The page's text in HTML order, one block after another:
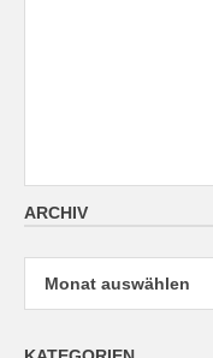
ARCHIV
Archiv